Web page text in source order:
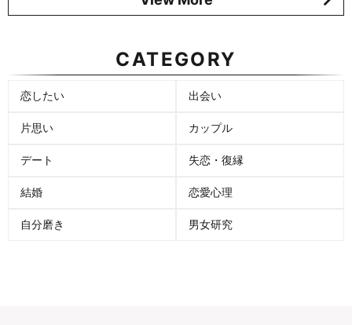
CATEGORY
恋したい 出会い
片思い カップル
デート 失恋・復縁
結婚 恋愛心理
自分磨き 男女研究